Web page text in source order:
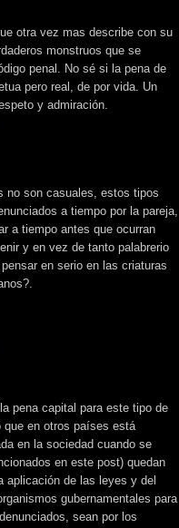
otra vez mas describe con su
monstruos que se
penal. No sé si la pena de
pero real, de por vida. Un
y admiración.
no son casuales, estos tipos
a tiempo por la pareja,
a tiempo antes que ocurran
y en vez de tanto palabrerio
en serio en las criaturas
pena capital para este tipo de
en otros países está
en la sociedad cuando se
en este post) quedan
aplicación de las leyes y del
gubernamentales para
sean por los